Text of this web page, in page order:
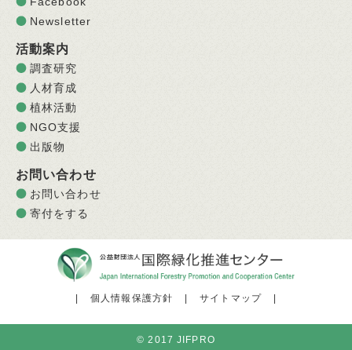
Newsletter
活動案内
調査研究
人材育成
植林活動
NGO支援
出版物
お問い合わせ
お問い合わせ
寄付をする
個人情報保護方針 サイトマップ
© 2017 JIFPRO